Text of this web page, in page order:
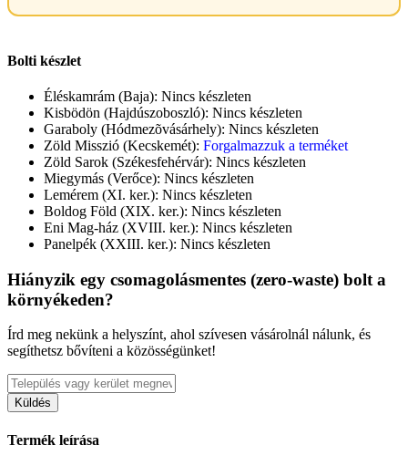
Bolti készlet
Éléskamrám (Baja): Nincs készleten
Kisbödön (Hajdúszoboszló): Nincs készleten
Garaboly (Hódmezõvásárhely): Nincs készleten
Zöld Misszió (Kecskemét): Forgalmazzuk a terméket
Zöld Sarok (Székesfehérvár): Nincs készleten
Miegymás (Verőce): Nincs készleten
Lemérem (XI. ker.): Nincs készleten
Boldog Föld (XIX. ker.): Nincs készleten
Eni Mag-ház (XVIII. ker.): Nincs készleten
Panelpék (XXIII. ker.): Nincs készleten
Hiányzik egy csomagolásmentes (zero-waste) bolt a
környékeden?
Írd meg nekünk a helyszínt, ahol szívesen vásárolnál nálunk, és
segíthetsz bővíteni a közösségünket!
Küldés
Termék leírása